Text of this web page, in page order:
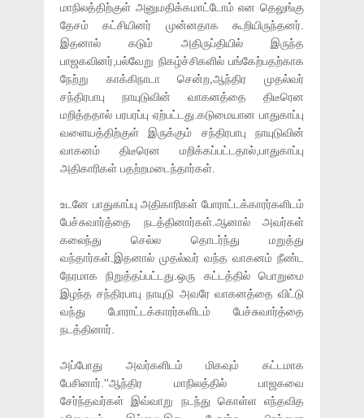
மாநிலத்திற்குள் அனுமதிக்கமாட்டோம் என தெலுங்கு
தேசம் கட்சியினர் முன்னதாக கூறியிருந்தனர்.
இதனால் கடும் அதிருப்தியில் இருந்த
பாஜகவினர்,பல்வேறு நிகழ்ச்சிகளில் பங்கேற்பதற்காக
நேற்று காக்கிநாடா சென்ற,ஆந்திர முதல்வர்
சந்திரபாபு நாயுடுவின் வாகனத்தை திடீரென
மறித்ததால் பரபரப்பு ஏற்பட்டது.கடுமையான பாதுகாப்பு
வளையத்திற்குள் இருக்கும் சந்திரபாபு நாயுடுவின்
வாகனம் திடீரென மறிக்கப்பட்டதால்,பாதுகாப்பு
அதிகாரிகள் பதற்றமடைந்தார்கள்.
உடனே பாதுகாப்பு அதிகாரிகள் போராட்டக்காரர்களிடம்
பேச்சுவார்த்தை நடத்தினார்கள்.ஆனால் அவர்கள்
கலைந்து செல்ல தொடர்ந்து மறுத்து
வந்தார்கள்.இதனால் முதல்வர் வந்த வாகனம் நீண்ட
நேரமாக நிறுத்தப்பட்டது.ஒரு கட்டத்தில் பொறுமை
இழந்த சந்திரபாபு நாயுடு அவரே வாகனத்தை விட்டு
வந்து போராட்டக்காரர்களிடம் பேச்சுவார்த்தை
நடத்தினார்.
அப்போது அவர்களிடம் மிகவும் கட்டமாக
பேசினார்.''ஆந்திர மாநிலத்தில் பாஜகவை
சேர்ந்தவர்கள் இவ்வாறு நடந்து கொள்ள எந்தவித